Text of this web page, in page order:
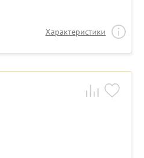
Характеристики